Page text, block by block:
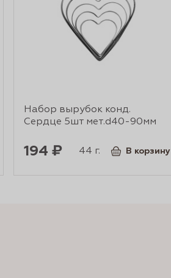
Набор вырубок конд.
Сердце 5шт мет.d40-90мм
194 ₽ 44 г. В корзину